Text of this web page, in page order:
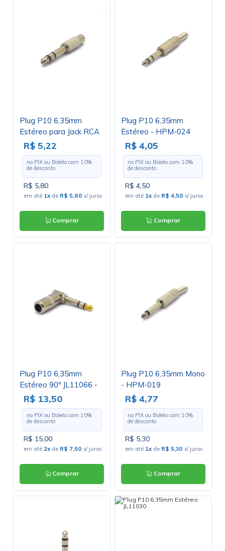
Plug P10 6,35mm
Estéreo para Jack RCA
em Nickel - JL16105
R$ 5,22
no PIX ou Boleto com 10%
de desconto
R$ 5,80
em até 1x de R$ 5,80 s/ juros
Comprar
Plug P10 6,35mm
Estéreo - HPM-024
R$ 4,05
no PIX ou Boleto com 10%
de desconto
R$ 4,50
em até 1x de R$ 4,50 s/ juros
Comprar
Plug P10 6,35mm
Estéreo 90º JL11066 -
Jiali
R$ 13,50
no PIX ou Boleto com 10%
de desconto
R$ 15,00
em até 2x de R$ 7,50 s/ juros
Comprar
Plug P10 6,35mm Mono
- HPM-019
R$ 4,77
no PIX ou Boleto com 10%
de desconto
R$ 5,30
em até 1x de R$ 5,30 s/ juros
Comprar